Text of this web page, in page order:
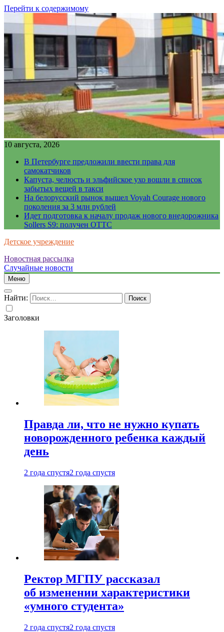
Перейти к содержимому
10 августа, 2026
В Петербурге предложили ввести права для
самокатчиков
Капуста, челюсть и эльфийское ухо вошли в список
забытых вещей в такси
На белорусский рынок вышел Voyah Courage нового
поколения за 3 млн рублей
Идет подготовка к началу продаж нового внедорожника
Sollers S9: получен ОТТС
Детское учреждение
Новостная рассылка
Случайные новости
Меню
Найти:
Заголовки
Правда ли, что не нужно купать
новорожденного ребенка каждый
день
2 года спустя2 года спустя
Ректор МГПУ рассказал
об изменении характеристики
«умного студента»
2 года спустя2 года спустя